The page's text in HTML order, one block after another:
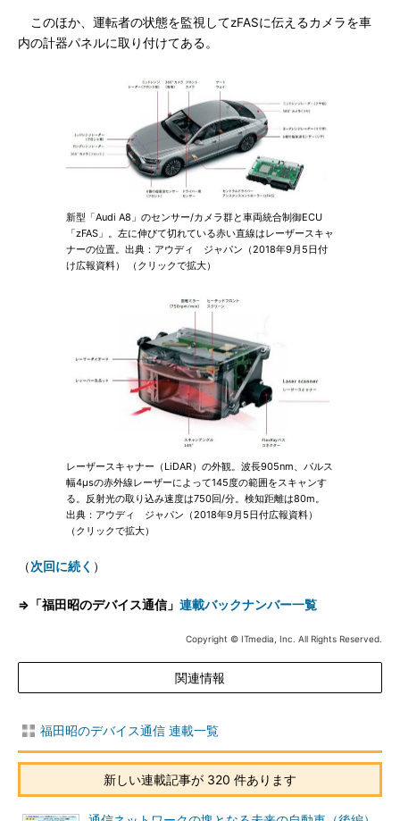
このほか、運転者の状態を監視してzFASに伝えるカメラを車
内の計器パネルに取り付けてある。
新型「Audi A8」のセンサー/カメラ群と車両統合制御ECU
「zFAS」。左に伸びて切れている赤い直線はレーザースキャ
ナーの位置。出典：アウディ ジャパン（2018年9月5日付
け広報資料） （クリックで拡大）
レーザースキャナー（LiDAR）の外観。波長905nm、パルス
幅4μsの赤外線レーザーによって145度の範囲をスキャンす
る。反射光の取り込み速度は750回/分。検知距離は80m。
出典：アウディ ジャパン（2018年9月5日付広報資料）
（クリックで拡大）
（次回に続く ）
⇒「福田昭のデバイス通信」 連載バックナンバー一覧
Copyright © ITmedia, Inc. All Rights Reserved.
関連情報
福田昭のデバイス通信 連載一覧
新しい連載記事が 320 件あります